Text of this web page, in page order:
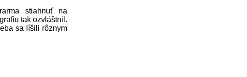
stiahnuť na
tak ozvláštnil.
sa líšili rôznym